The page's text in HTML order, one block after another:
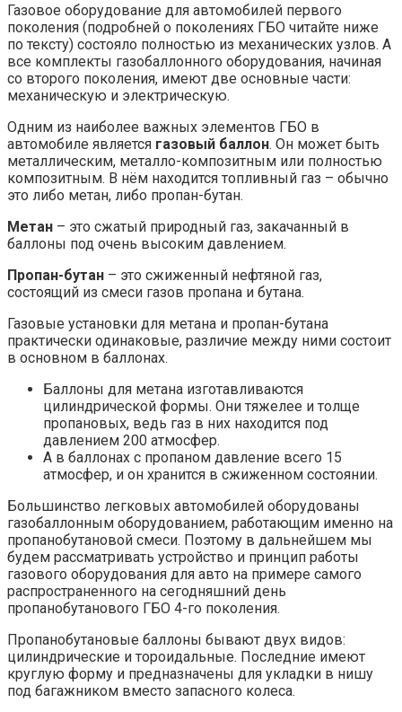
Газовое оборудование для автомобилей первого
поколения (подробней о поколениях ГБО читайте ниже
по тексту) состояло полностью из механических узлов. А
все комплекты газобаллонного оборудования, начиная
со второго поколения, имеют две основные части:
механическую и электрическую.
Одним из наиболее важных элементов ГБО в
автомобиле является газовый баллон. Он может быть
металлическим, металло-композитным или полностью
композитным. В нём находится топливный газ – обычно
это либо метан, либо пропан-бутан.
Метан – это сжатый природный газ, закачанный в
баллоны под очень высоким давлением.
Пропан-бутан – это сжиженный нефтяной газ,
состоящий из смеси газов пропана и бутана.
Газовые установки для метана и пропан-бутана
практически одинаковые, различие между ними состоит
в основном в баллонах.
Баллоны для метана изготавливаются
цилиндрической формы. Они тяжелее и толще
пропановых, ведь газ в них находится под
давлением 200 атмосфер.
А в баллонах с пропаном давление всего 15
атмосфер, и он хранится в сжиженном состоянии.
Большинство легковых автомобилей оборудованы
газобаллонным оборудованием, работающим именно на
пропанобутановой смеси. Поэтому в дальнейшем мы
будем рассматривать устройство и принцип работы
газового оборудования для авто на примере самого
распространенного на сегодняшний день
пропанобутанового ГБО 4-го поколения.
Пропанобутановые баллоны бывают двух видов:
цилиндрические и тороидальные. Последние имеют
круглую форму и предназначены для укладки в нишу
под багажником вместо запасного колеса.